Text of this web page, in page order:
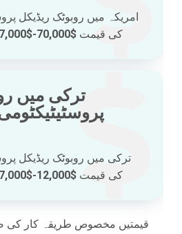
امریکہ میں روبوٹک ریڈیکل
کی قیمت$70,000-$87,000
ترکی میں
ترکی میں روبوٹک ریڈیکل
کی قیمت$12,000-$17,000